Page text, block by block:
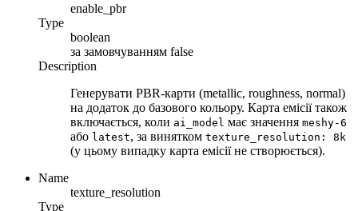
enable_pbr
Type
boolean
за замовчуванням false
Description
Генерувати PBR-карти (metallic, roughness, normal)
на додаток до базового кольору. Карта емісії також
включається, коли ai_model має значення meshy-6
або latest, за винятком texture_resolution: 8k
(у цьому випадку карта емісії не створюється).
Name
texture_resolution
Type